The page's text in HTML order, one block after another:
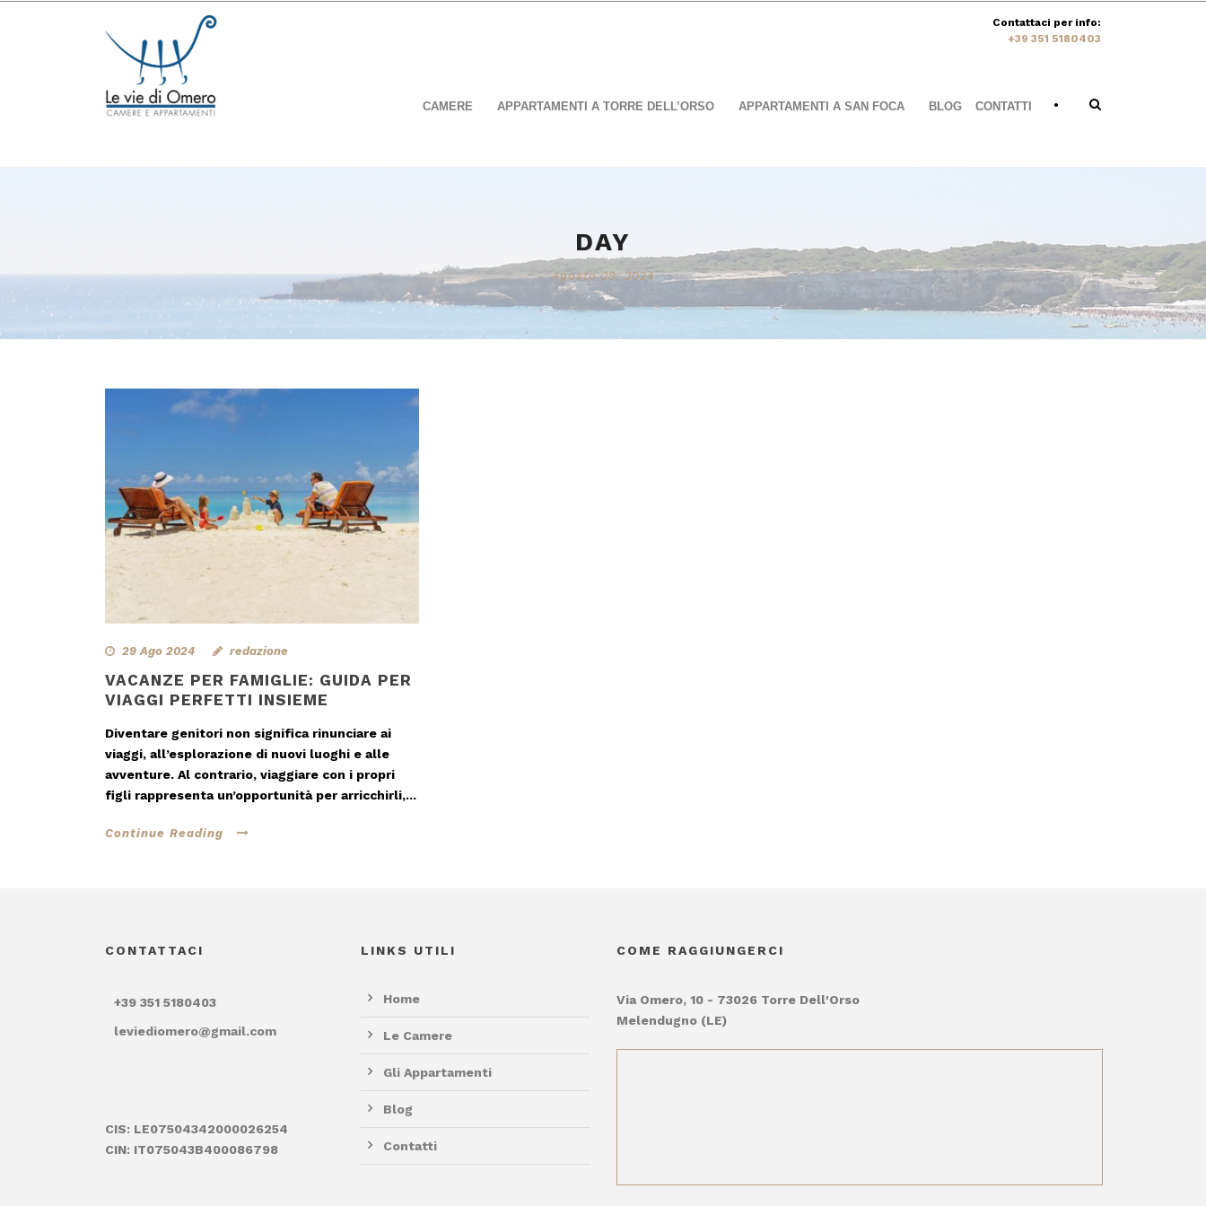
Contattaci per info:
+39 351 5180403
CAMERE APPARTAMENTI A TORRE DELL’ORSO APPARTAMENTI A SAN FOCA BLOG CONTATTI •
DAY
Agosto 29, 2024
29 Ago 2024 redazione
VACANZE PER FAMIGLIE: GUIDA PER
VIAGGI PERFETTI INSIEME
Diventare genitori non significa rinunciare ai
viaggi, all’esplorazione di nuovi luoghi e alle
avventure. Al contrario, viaggiare con i propri
figli rappresenta un’opportunità per arricchirli,...
Continue Reading
CONTATTACI
+39 351 5180403
leviediomero@gmail.com
CIS: LE07504342000026254
CIN: IT075043B400086798
LINKS UTILI
Home
Le Camere
Gli Appartamenti
Blog
Contatti
COME RAGGIUNGERCI
Via Omero, 10 - 73026 Torre Dell'Orso
Melendugno (LE)